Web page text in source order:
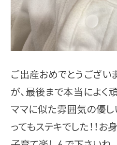
ご出産おめでとうござい
が、最後まで本当によく
ママに似た雰囲気の優
ってもステキでした！！